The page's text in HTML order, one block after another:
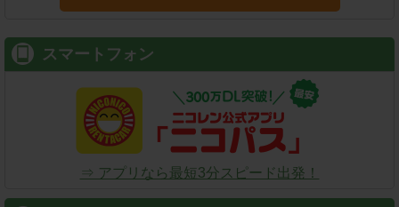
スマートフォン
⇒ アプリなら最短3分スピード出発！